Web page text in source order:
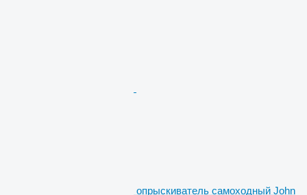
опрыскиватель самоходный John